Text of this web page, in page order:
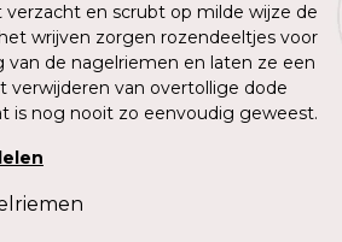
en scrubt op milde wijze de
wrijven zorgen rozendeeltjes voor
van de nagelriemen en laten ze een
verwijderen van overtollige dode
is nog nooit zo eenvoudig geweest.